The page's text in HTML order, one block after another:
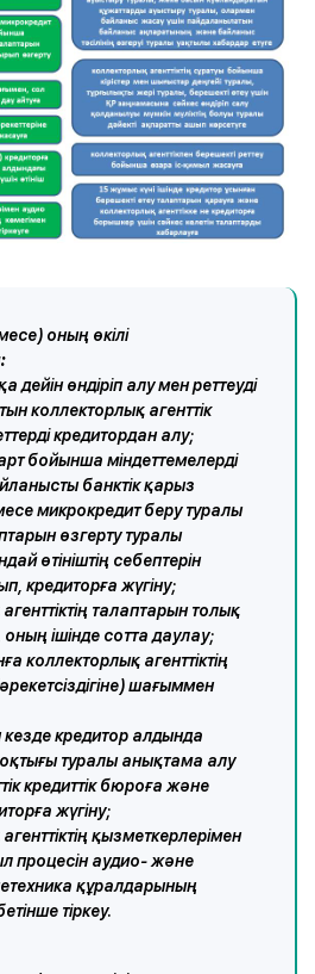
оның өкілі
дейін өндіріп алу мен реттеуді
коллекторлық агенттік
кредитордан алу;
бойынша міндеттемелерді
банктік қарыз
микрокредит беру туралы
өзгерту туралы
өтініштің себептерін
кредиторға жүгіну;
талаптарын толық
оның ішінде сотта даулау;
коллекторлық агенттіктің
шағыммен
кезде кредитор алдында
туралы анықтама алу
кредиттік бюроға және
жүгіну;
қызметкерлерімен
процесін аудио- және
құралдарының
тіркеу.